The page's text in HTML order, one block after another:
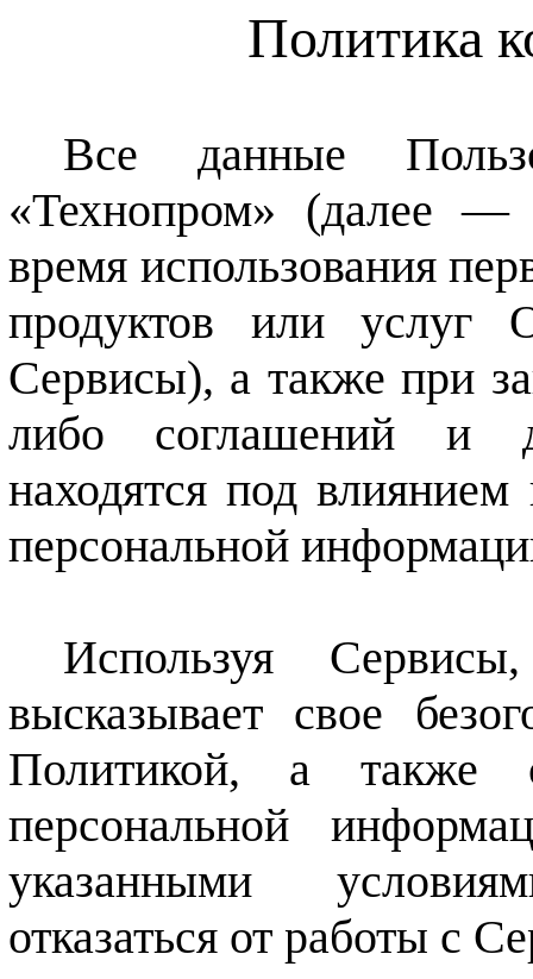
Политика
Все данные
«Технопром» (далее —
время использования
продуктов или
Сервисы), а также при
либо соглашений и
находятся под
персональной
Используя
высказывает свое
Политикой, а также
персональной
указанными
отказаться от работы с